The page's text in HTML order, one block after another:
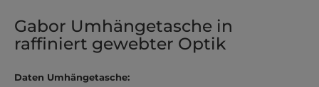
Gabor Umhängetasche in
raffiniert gewebter Optik
Daten Umhängetasche: